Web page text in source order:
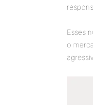
Esses
o